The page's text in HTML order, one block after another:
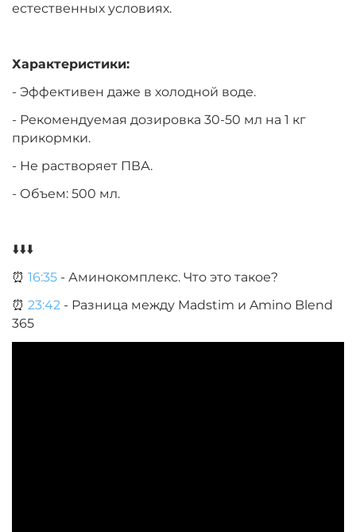
естественных условиях.
Характеристики:
- Эффективен даже в холодной воде.
- Рекомендуемая дозировка 30-50 мл на 1 кг
прикормки.
- Не растворяет ПВА.
- Объем: 500 мл.
⬇️⬇️⬇️
⏰ 16:35 - Аминокомплекс. Что это такое?
⏰ 23:42 - Разница между Madstim и Amino Blend
365